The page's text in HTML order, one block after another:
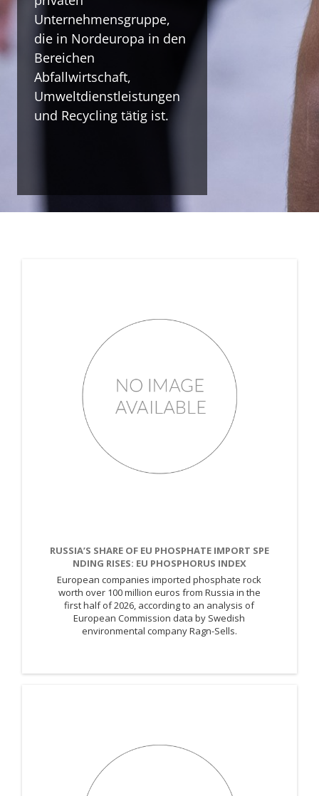
Unternehmensgruppe,
die in Nordeuropa in den
Bereichen
Abfallwirtschaft,
Umweltdienstleistungen
und Recycling tätig ist.